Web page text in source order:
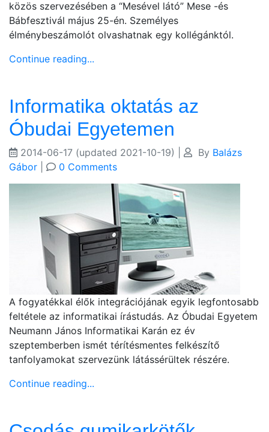
közös szervezésében a “Mesével látó” Mese -és
Bábfesztivál május 25-én. Személyes
élménybeszámolót olvashatnak egy kollégánktól.
Continue reading...
Informatika oktatás az
Óbudai Egyetemen
2014-06-17 (updated 2021-10-19) By Balázs
Gábor
0 Comments
A fogyatékkal élők integrációjának egyik legfontosabb
feltétele az informatikai írástudás. Az Óbudai Egyetem
Neumann János Informatikai Karán ez év
szeptemberben ismét térítésmentes felkészítő
tanfolyamokat szervezünk látássérültek részére.
Continue reading...